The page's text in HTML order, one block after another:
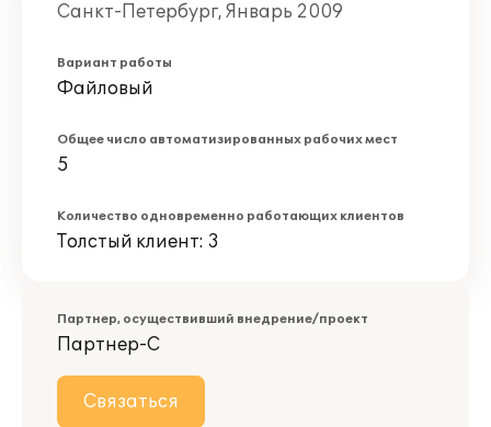
Санкт-Петербург, Январь 2009
Вариант работы
Файловый
Общее число автоматизированных рабочих мест
5
Количество одновременно работающих клиентов
Толстый клиент: 3
Партнер, осуществивший внедрение/проект
Партнер-С
Связаться